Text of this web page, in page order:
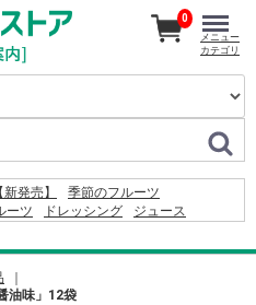
【新発売】
季節のフルーツ
ーツ
ドレッシング
ジュース
りんごかりんとう 2027
コーヒー
0
メニュー
カテゴリ
油味」12袋